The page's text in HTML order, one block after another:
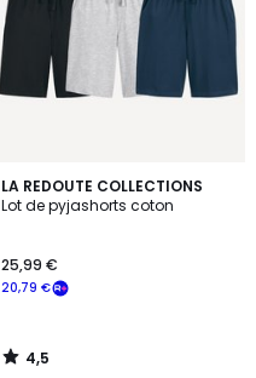
LA REDOUTE COLLECTIONS
Lot de pyjashorts coton
20,79 €
25,99 €
4,5
/ 5
4,5
/